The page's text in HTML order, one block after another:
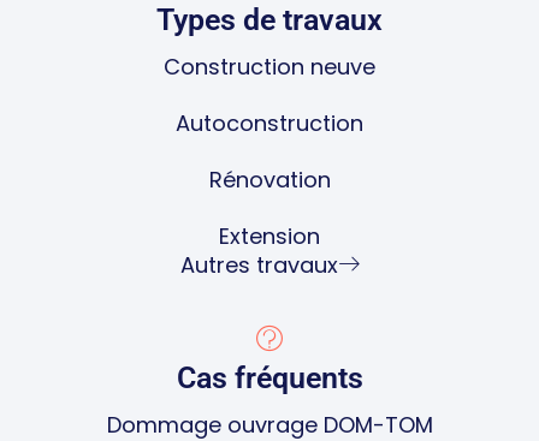
Types de travaux
Construction neuve
Autoconstruction
Rénovation
Extension
Autres travaux
Cas fréquents
Dommage ouvrage DOM-TOM